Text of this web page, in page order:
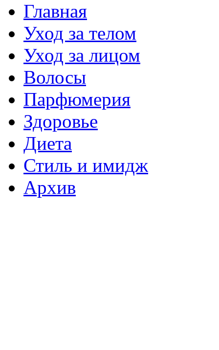
Главная
Уход за телом
Уход за лицом
Волосы
Парфюмерия
Здоровье
Диета
Стиль и имидж
Архив